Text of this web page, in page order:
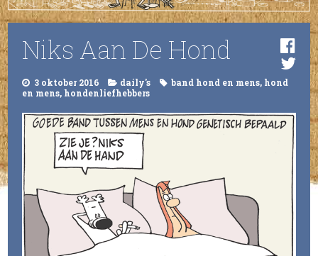
Niks Aan De Hond
3 oktober 2016 daily's band hond en mens, hond
en mens, hondenliefhebbers